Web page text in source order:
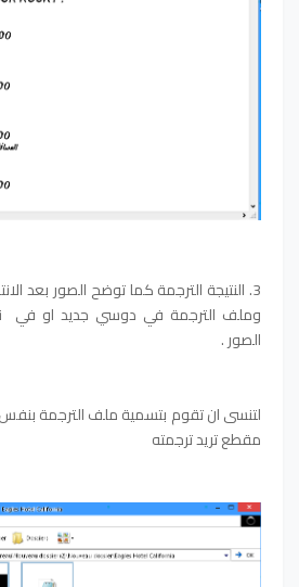
3. النتيجة الترجمة كما توضح الصور بعد
وملف الترجمة في دوسي جديد او
الصور .
لتنسى ان تقوم بتسمية ملف الترجمة
مقطع تريد ترجمته